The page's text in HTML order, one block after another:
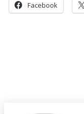
Facebook